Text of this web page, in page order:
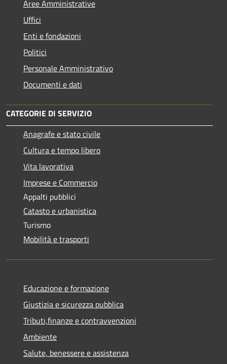
Aree Amministrative
Uffici
Enti e fondazioni
Politici
Personale Amministrativo
Documenti e dati
CATEGORIE DI SERVIZIO
Anagrafe e stato civile
Cultura e tempo libero
Vita lavorativa
Imprese e Commercio
Appalti pubblici
Catasto e urbanistica
Turismo
Mobilità e trasporti
Educazione e formazione
Giustizia e sicurezza pubblica
Tributi,finanze e contravvenzioni
Ambiente
Salute, benessere e assistenza